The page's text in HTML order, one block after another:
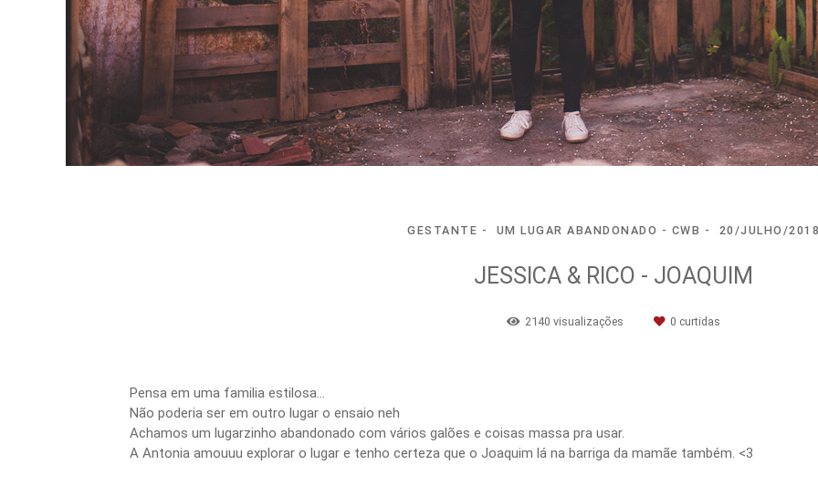
GESTANTE UM LUGAR ABANDONADO - CWB 20/JULHO/
JESSICA & RICO - JOAQUIM
2140 visualizações 0 curtidas
Pensa em uma familia estilosa...
Não poderia ser em outro lugar o ensaio neh
Achamos um lugarzinho abandonado com vários galões e coisas massa pra usar.
A Antonia amouuu explorar o lugar e tenho certeza que o Joaquim lá na barriga da mamãe também. <3